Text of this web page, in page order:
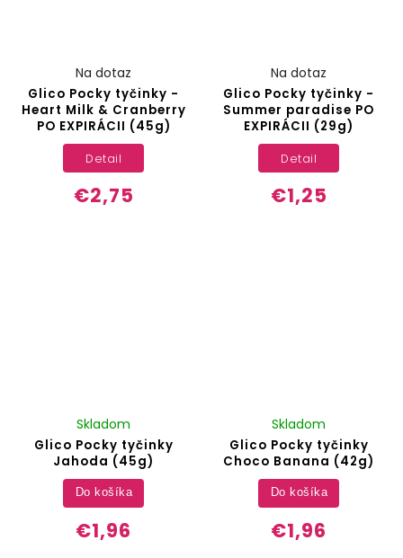
Glico Pocky tyčinky -
Heart Milk & Cranberry
PO EXPIRÁCII (45g)
Na dotaz
€2,75
Detail
Glico Pocky tyčinky -
Summer paradise PO
EXPIRÁCII (29g)
Na dotaz
€1,25
Detail
Glico Pocky tyčinky
Jahoda (45g)
Skladom
€1,96
Do košíka
Glico Pocky tyčinky
Choco Banana (42g)
Skladom
€1,96
Do košíka